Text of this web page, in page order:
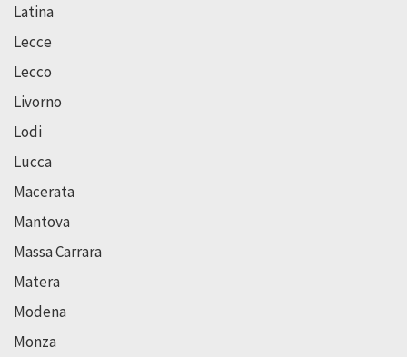
Latina
Lecce
Lecco
Livorno
Lodi
Lucca
Macerata
Mantova
Massa Carrara
Matera
Modena
Monza